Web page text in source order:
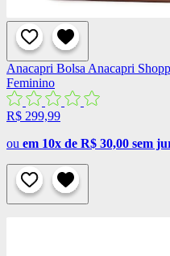
Anacapri Bolsa Anacapri
Feminino
R$ 299,99
ou em 10x de R$ 30,00 sem